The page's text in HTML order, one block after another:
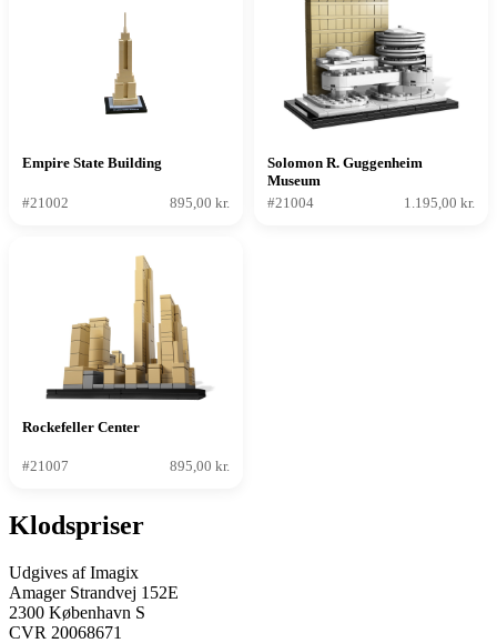
Empire State Building
#21002 895,00 kr.
Solomon R. Guggenheim
Museum
#21004
1.195,00 kr.
Rockefeller Center
#21007 895,00 kr.
Klodspriser
Udgives af Imagix
Amager Strandvej 152E
2300 København S
CVR 20068671